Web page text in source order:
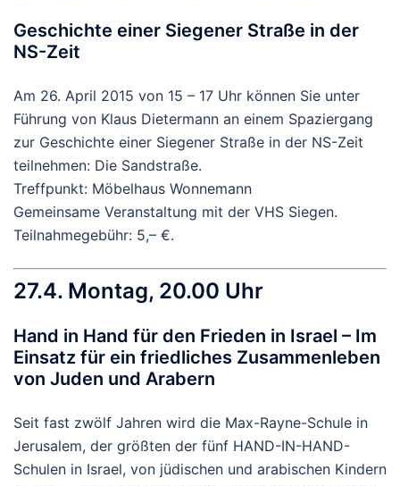
Geschichte einer Siegener Straße in der
NS-Zeit
Am 26. April 2015 von 15 – 17 Uhr können Sie unter
Führung von Klaus Dietermann an einem Spaziergang
zur Geschichte einer Siegener Straße in der NS-Zeit
teilnehmen: Die Sandstraße.
Treffpunkt: Möbelhaus Wonnemann
Gemeinsame Veranstaltung mit der VHS Siegen.
Teilnahmegebühr: 5,– €.
27.4. Montag, 20.00 Uhr
Hand in Hand für den Frieden in Israel – Im
Einsatz für ein friedliches Zusammenleben
von Juden und Arabern
Seit fast zwölf Jahren wird die Max-Rayne-Schule in
Jerusalem, der größten der fünf HAND-IN-HAND-
Schulen in Israel, von jüdischen und arabischen Kindern